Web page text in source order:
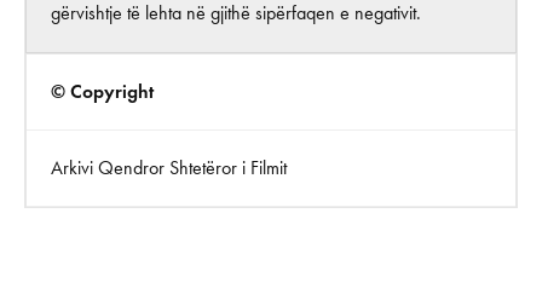
gërvishtje të lehta në gjithë sipërfaqen e negativit.
© Copyright
Arkivi Qendror Shtetëror i Filmit